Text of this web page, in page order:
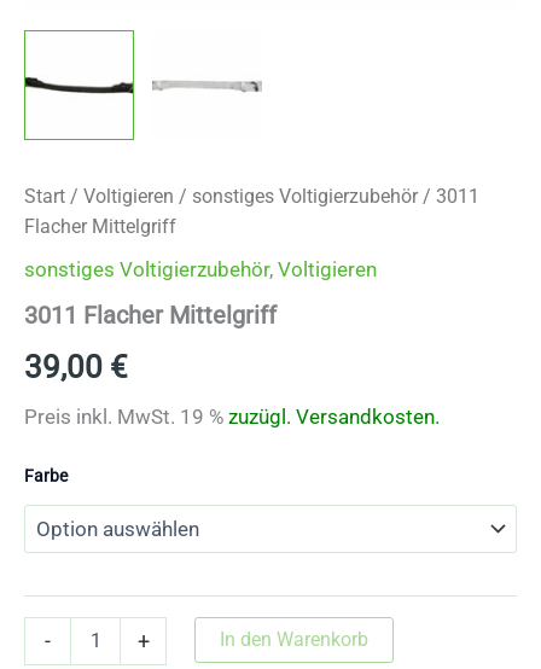
Start / Voltigieren / sonstiges Voltigierzubehör / 3011
Flacher Mittelgriff
sonstiges Voltigierzubehör, Voltigieren
3011 Flacher Mittelgriff
39,00 €
Preis inkl. MwSt. 19 % zuzügl. Versandkosten.
Farbe
- + In den Warenkorb